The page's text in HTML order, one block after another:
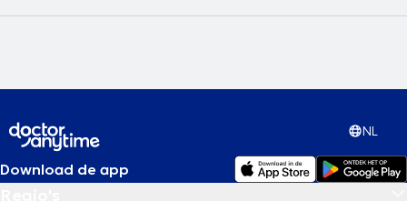
NL
Download de app